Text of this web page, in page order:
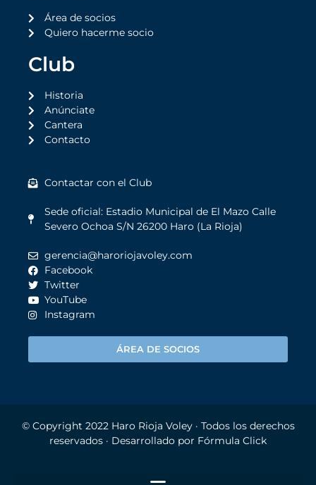
Área de socios
Quiero hacerme socio
Club
Historia
Anúnciate
Cantera
Contacto
Contactar con el Club
Sede oficial: Estadio Municipal de El Mazo Calle
Severo Ochoa S/N 26200 Haro (La Rioja)
gerencia@haroriojavoley.com
Facebook
Twitter
YouTube
Instagram
ÁREA DE SOCIOS
© Copyright 2022 Haro Rioja Voley· Todos los derechos
reservados · Desarrollado por Fórmula Click